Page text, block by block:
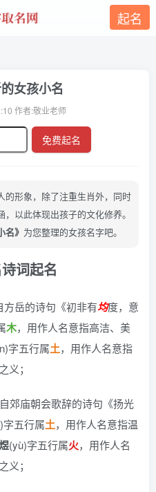
起名
女孩小名
作者:敬业老师
免费起名
的形象，除了注重生肖外，同时
以此体现出孩子的文化修养。
名》 为您整理的女孩名字吧。
词起名
方岳的诗句《初非有均度，意
木，用作人名意指高洁、美
字五行属土，用作人名意指
义；
郊庙朝会歌辞的诗句《扬光
字五行属土，用作人名意指温
(yù)字五行属火，用作人名
义；